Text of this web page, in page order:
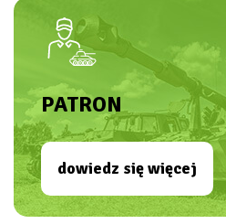
PATRON
dowiedz się więcej